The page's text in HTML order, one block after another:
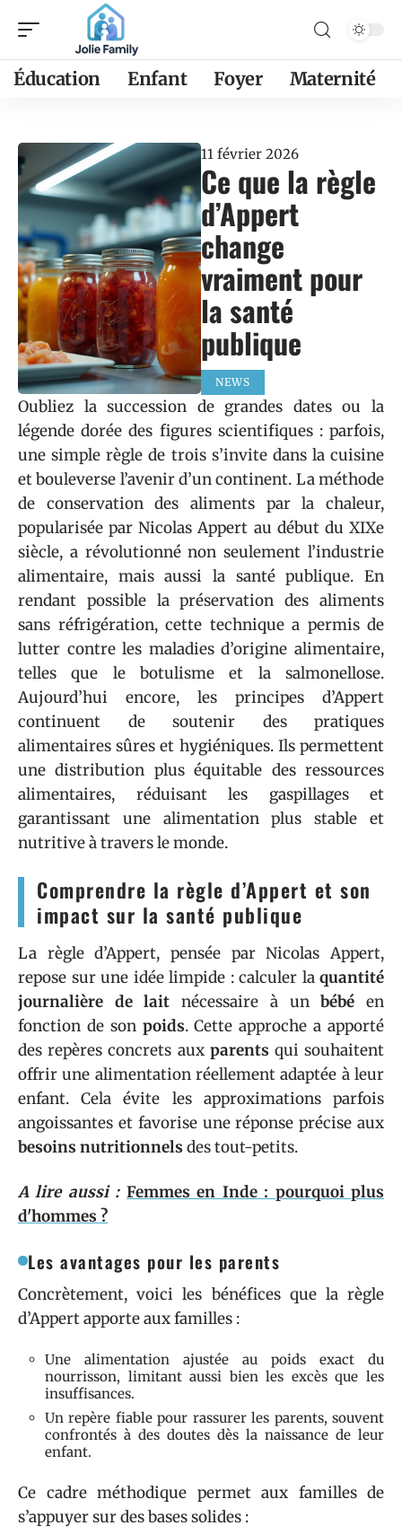
Éducation Enfant Foyer Maternité
11 février 2026
Ce que la règle
d’Appert
change
vraiment pour
la santé
publique
NEWS
Oubliez la succession de grandes dates ou la
légende dorée des figures scientifiques : parfois,
une simple règle de trois s’invite dans la cuisine
et bouleverse l’avenir d’un continent. La méthode
de conservation des aliments par la chaleur,
popularisée par Nicolas Appert au début du XIXe
siècle, a révolutionné non seulement l’industrie
alimentaire, mais aussi la santé publique. En
rendant possible la préservation des aliments
sans réfrigération, cette technique a permis de
lutter contre les maladies d’origine alimentaire,
telles que le botulisme et la salmonellose.
Aujourd’hui encore, les principes d’Appert
continuent de soutenir des pratiques
alimentaires sûres et hygiéniques. Ils permettent
une distribution plus équitable des ressources
alimentaires, réduisant les gaspillages et
garantissant une alimentation plus stable et
nutritive à travers le monde.
Comprendre la règle d’Appert et son
impact sur la santé publique
La règle d’Appert, pensée par Nicolas Appert,
repose sur une idée limpide : calculer la quantité
journalière de lait nécessaire à unbébé en
fonction de son poids. Cette approche a apporté
des repères concrets aux parents qui souhaitent
offrir une alimentation réellement adaptée à leur
enfant. Cela évite les approximations parfois
angoissantes et favorise une réponse précise aux
besoins nutritionnels des tout-petits.
A lire aussi : Femmes en Inde : pourquoi plus
d'hommes ?
Les avantages pour les parents
Concrètement, voici les bénéfices que la règle
d’Appert apporte aux familles :
Une alimentation ajustée au poids exact du
nourrisson, limitant aussi bien les excès que les
insuffisances.
Un repère fiable pour rassurer les parents, souvent
confrontés à des doutes dès la naissance de leur
enfant.
Ce cadre méthodique permet aux familles de
s’appuyer sur des bases solides :